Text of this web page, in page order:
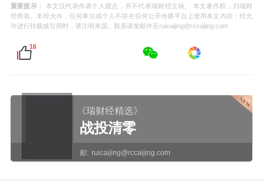
重要提示：
本文仅代表作者个人观点，并不代表瑞财经立场。 本文著作权，归瑞财
经所有。未经允许，任何单位或个人不得在任何公开传播平台上使用本文内容；经允
许进行转载或引用时，请注明来源。联系请发邮件至ruicaijing@rccaijing.com
16
《瑞财经精选》
战投清零
邮: ruicaijing@rccaijing.com